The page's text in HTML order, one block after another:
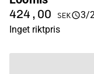
424,00 SEK
3/
Inget riktpris